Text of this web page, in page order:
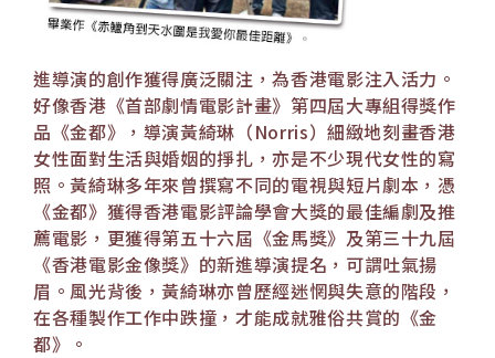
進導演的創作獲得廣泛關注，為香港電影注入活力。
好像香港《首部劇情電影計畫》第四屆大專組得獎作
品《金都》，導演黃綺琳（Norris）細緻地刻畫香港
女性面對生活與婚姻的掙扎，亦是不少現代女性的寫
照。黃綺琳多年來曾撰寫不同的電視與短片劇本，憑
《金都》獲得香港電影評論學會大獎的最佳編劇及推
薦電影，更獲得第五十六屆《金馬獎》及第三十九屆
《香港電影金像獎》的新進導演提名，可謂吐氣揚
眉。風光背後，黃綺琳亦曾歷經迷惘與失意的階段，
在各種製作工作中跌撞，才能成就雅俗共賞的《金
都》。